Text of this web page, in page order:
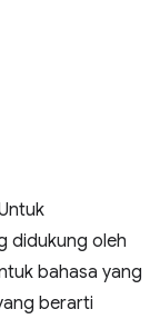
didukung oleh
bahasa yang
berarti